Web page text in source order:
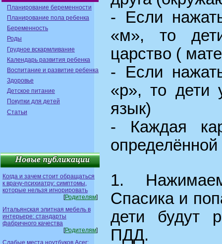
Планирование беременности
Планирование пола ребенка
Беременность
Роды
Грудное вскармливание
Календарь развития ребенка
Воспитание и развитие ребенка
Здоровье
Детское питание
Покупки для детей
Статьи
Когда и зачем стоит обращаться
к врачу-психиатру: симптомы,
которые нельзя игнорировать
[Родителям]
Итальянская элитная мебель в
интерьере: стандарты
фабричного качества
[Родителям]
Слабые места ноутбуков Acer:
- Если
«м», то
царство (
- Если
«р», то дети
язык)
- Каждая
определённой
1.
Спасика и
дети будут
ПДД.